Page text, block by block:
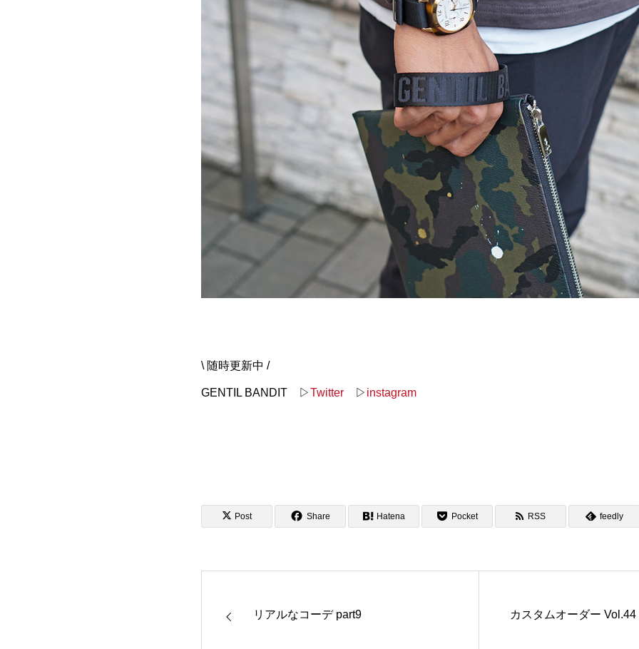
\ 随時更新中 /
GENTIL BANDIT ▷Twitter ▷ instagram
Post Share Hatena Pocket RSS feedly
リアルなコーデ part9 カスタムオーダー Vol.44